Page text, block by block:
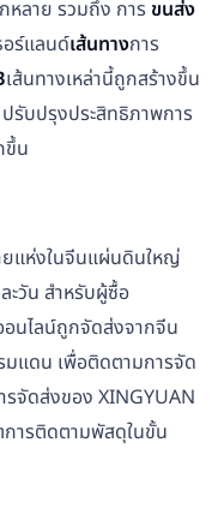
หลาย รวมถึง การ ขนส่ง
อร์แลนด์เส้นทางการ
เส้นทางเหล่านี้ถูกสร้างขึ้น
รับปรุงประสิทธิภาพการ
ขึ้น
แห่งในจีนแผ่นดินใหญ่
ะวัน สำหรับผู้ซื้อ
นไลน์ถูกจัดส่งจากจีน
แดน เพื่อติดตามการจัด
จัดส่งของ XINGYUAN
ารติดตามพัสดุในขั้น